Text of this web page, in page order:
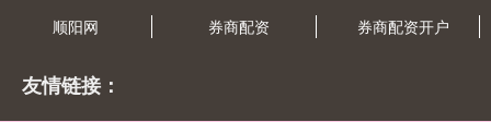
顺阳网 券商配资 券商配资开户
友情链接：